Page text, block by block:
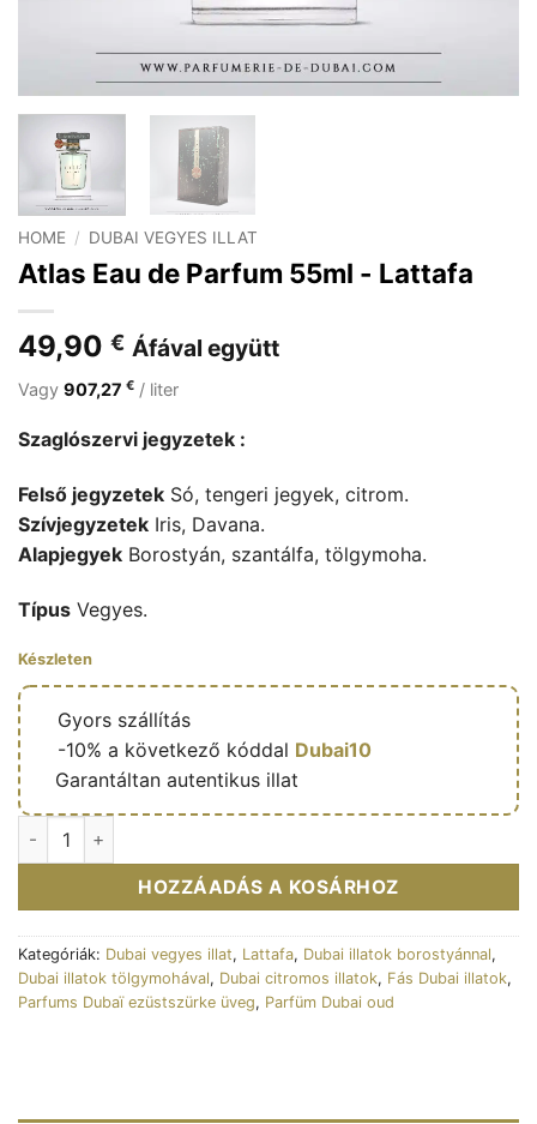
HOME / DUBAI VEGYES ILLAT
Atlas Eau de Parfum 55ml - Lattafa
49,90 € Áfával együtt
Vagy 907,27 € / liter
Szaglószervi jegyzetek :
Felső jegyzetek Só, tengeri jegyek, citrom.
Szívjegyzetek Iris, Davana.
Alapjegyek Borostyán, szantálfa, tölgymoha.
Típus Vegyes.
Készleten
Gyors szállítás
-10% a következő kóddal Dubai10
Garantáltan autentikus illat
Eau de parfum Atlas 55ml - Lattafa mennyiség
HOZZÁADÁS A KOSÁRHOZ
Kategóriák: Dubai vegyes illat, Lattafa, Dubai illatok borostyánnal,
Dubai illatok tölgymohával, Dubai citromos illatok, Fás Dubai illatok,
Parfums Dubaï ezüstszürke üveg, Parfüm Dubai oud